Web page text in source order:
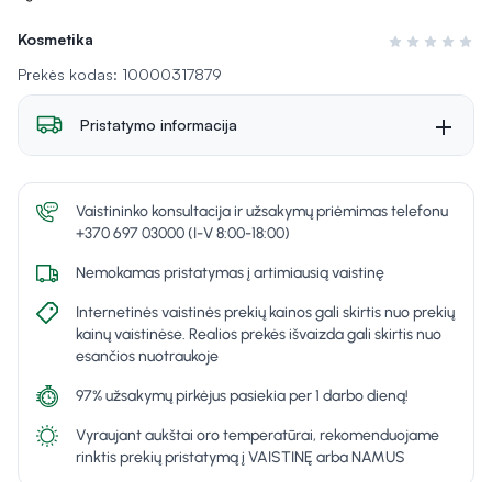
Kosmetika
Įvertinimas 0
Prekės kodas: 10000317879
Pristatymo informacija
Vaistininko konsultacija ir užsakymų priėmimas telefonu
+370 697 03000 (I-V 8:00-18:00)
Nemokamas pristatymas į artimiausią vaistinę
Internetinės vaistinės prekių kainos gali skirtis nuo prekių
kainų vaistinėse. Realios prekės išvaizda gali skirtis nuo
esančios nuotraukoje
97% užsakymų pirkėjus pasiekia per 1 darbo dieną!
Vyraujant aukštai oro temperatūrai, rekomenduojame
rinktis prekių pristatymą į VAISTINĘ arba NAMUS